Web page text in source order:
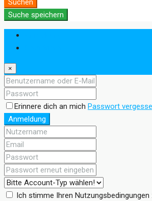
Suchen
Suche speichern
×
Erinnere dich an mich Passwort
Anmeldung
Ich stimme Ihren Nutzungsbedingungen